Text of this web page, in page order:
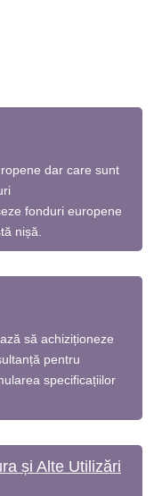
dar care sunt
fonduri europene
nișă.
să achiziționeze
pentru
specificațiilor
și Alte Utilizări